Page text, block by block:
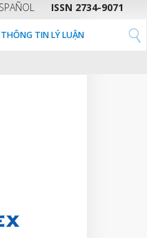
ISSN 2734-9071
THÔNG TIN LÝ LUẬN
VÀ BỀN VỮNG Ở VIỆT NAM